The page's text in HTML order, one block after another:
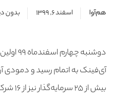
هم‌آوا اسفند ۶, ۱۳۹۹ بدون
دوشنبه
آی‌فینک به اتمام رسید و دمودی
بیش از